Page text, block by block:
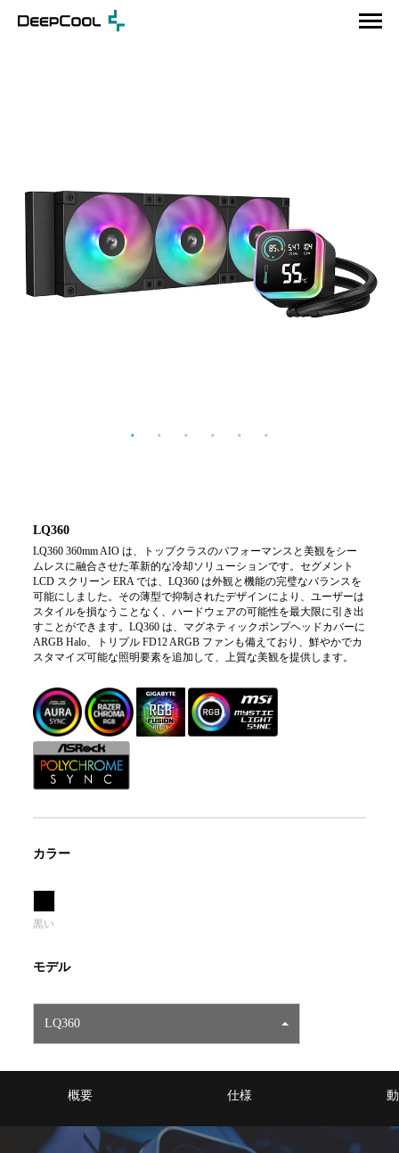
LQ360
LQ360 360mm AIO は、トップクラスのパフォーマンスと美観をシー
ムレスに融合させた革新的な冷却ソリューションです。セグメント
LCD スクリーン ERA では、LQ360 は外観と機能の完璧なバランスを
可能にしました。その薄型で抑制されたデザインにより、ユーザーは
スタイルを損なうことなく、ハードウェアの可能性を最大限に引き出
すことができます。LQ360 は、マグネティックポンプヘッドカバーに
ARGB Halo、トリプル FD12 ARGB ファンも備えており、鮮やかでカ
スタマイズ可能な照明要素を追加して、上質な美観を提供します。
カラー
黒い
モデル
LQ360
概要 仕様